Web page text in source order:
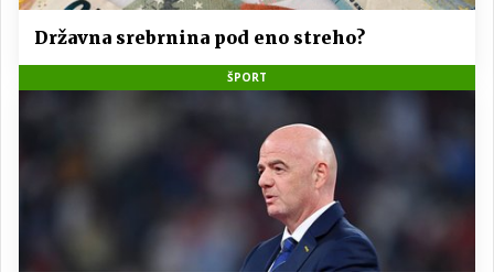
Državna srebrnina pod eno streho?
ŠPORT